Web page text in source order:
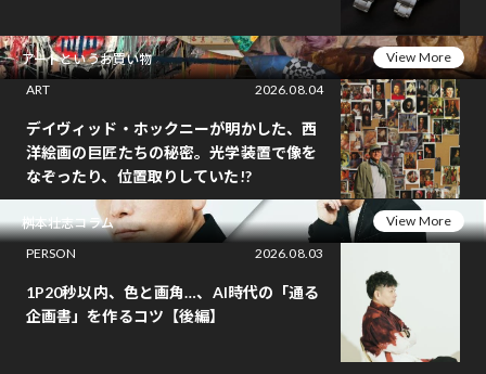
アートというお買い物
View More
ART
2026.08.04
デイヴィッド・ホックニーが明かした、西
洋絵画の巨匠たちの秘密。光学装置で像を
なぞったり、位置取りしていた!?
桝本壮志コラム
View More
PERSON
2026.08.03
1P20秒以内、色と画角…、AI時代の「通る
企画書」を作るコツ【後編】